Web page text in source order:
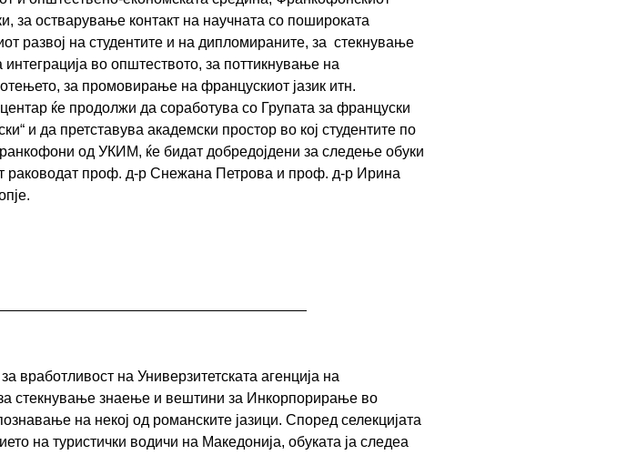
за остварување контакт на научната со пошироката
развој на студентите и на дипломираните, за стекнување
во општеството, за поттикнување на
за промовирање на францускиот јазик итн.
ќе продолжи да соработува со Групата за француски
и да претставува академски простор во кој студентите по
од УКИМ, ќе бидат добредојдени за следење обуки
раководат проф. д-р Снежана Петрова и проф. д-р Ирина
вработливост на Универзитетската агенција на
стекнување знаење и вештини за Инкорпорирање во
на некој од романските јазици. Според селекцијата
на туристички водичи на Македонија, обуката ја следеа